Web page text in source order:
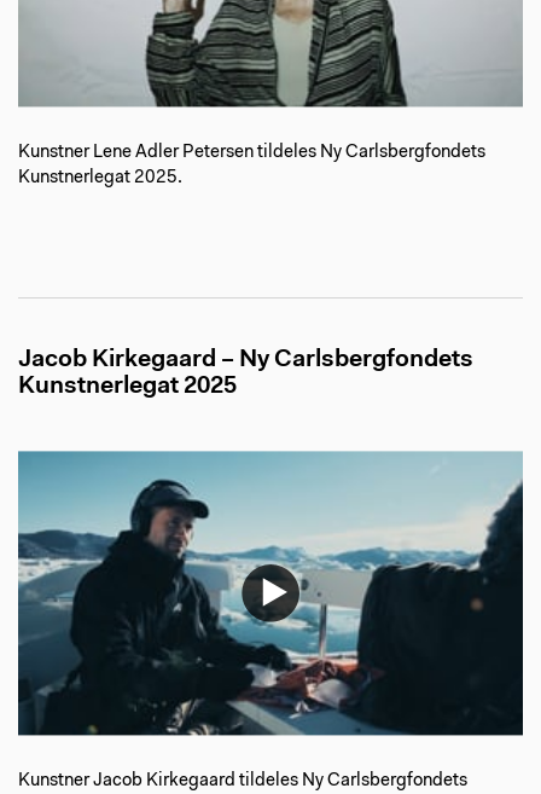
Kunstner Lene Adler Petersen tildeles Ny Carlsbergfondets
Kunstnerlegat 2025.
Jacob Kirkegaard – Ny Carlsbergfondets
Kunstnerlegat 2025
Kunstner Jacob Kirkegaard tildeles Ny Carlsbergfondets